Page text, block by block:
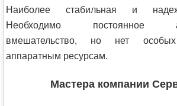
Наиболее стабильная и
Необходимо постоянное
вмешательство, но нет
аппаратным ресурсам.
Мастера компании